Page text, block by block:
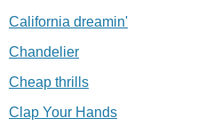
California dreamin'
Chandelier
Cheap thrills
Clap Your Hands